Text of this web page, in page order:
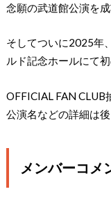
念願の武道館公演を
そしてついに2025年
ルド記念ホールにて
OFFICIAL FAN CLUB
公演名などの詳細は後
メンバーコメ